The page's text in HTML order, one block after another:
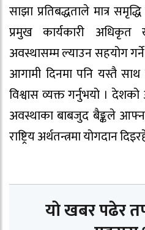
साझा प्रतिबद्धताले मात्र
प्रमुख कार्यकारी
अवस्थासम्म ल्याउन सहयोग
आगामी दिनमा पनि यस्तै
विश्वास व्यक्त गर्नुभयो ।
अवस्थाका बाबजुद बैङ्कले
राष्ट्रिय अर्थतन्त्रमा योगदान
यो खबर पढेर